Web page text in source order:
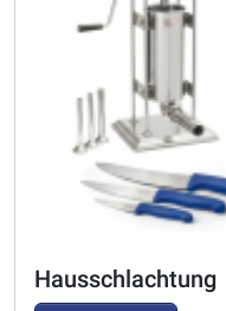
Hausschlachtung